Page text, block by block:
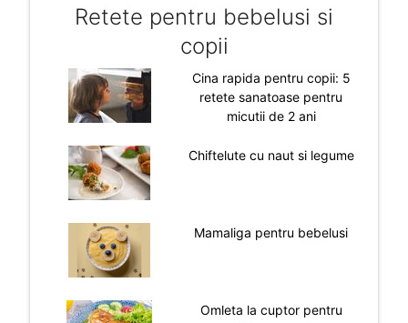
Retete pentru bebelusi si
copii
Cina rapida pentru copii: 5
retete sanatoase pentru
micutii de 2 ani
Chiftelute cu naut si legume
Mamaliga pentru bebelusi
Omleta la cuptor pentru